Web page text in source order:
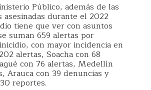
Público, además de las
asesinadas durante el 2022
tiene que ver con asuntos
suman 659 alertas por
con mayor incidencia en
alertas, Soacha con 68
con 76 alertas, Medellín
Arauca con 39 denuncias y
reportes.